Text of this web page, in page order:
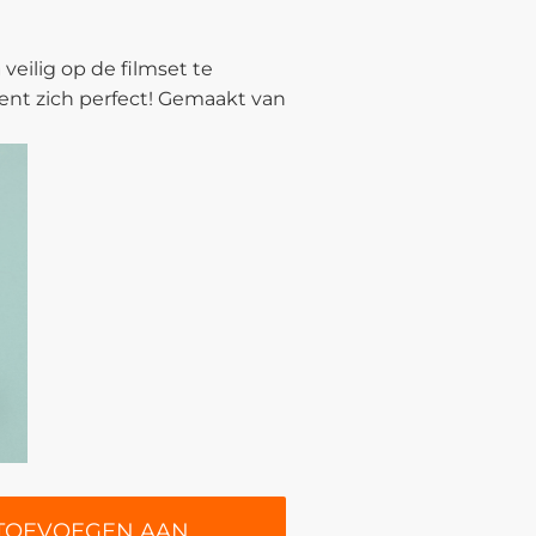
op de filmset te
zich perfect! Gemaakt van